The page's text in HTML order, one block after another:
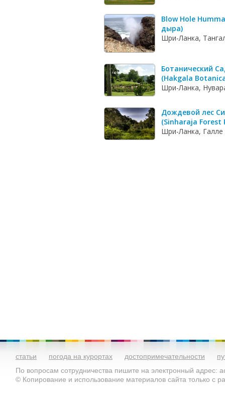
Blow Hole
дыра)
Шри-Ланка,
Ботанический
(Hakgala
Шри-Ланка,
Дождевой лес
(Sinharaja Forest
Шри-Ланка, Галле
статьи погода на курортах достопримечательности
По вопросам сотрудничества пишите на электронный адрес:
© Копирование и использование материалов сайта только с